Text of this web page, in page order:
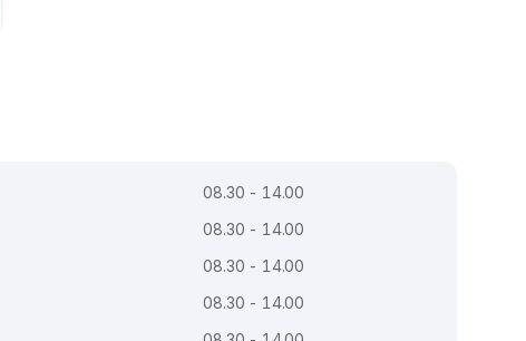
08.30 - 14.00
08.30 - 14.00
08.30 - 14.00
08.30 - 14.00